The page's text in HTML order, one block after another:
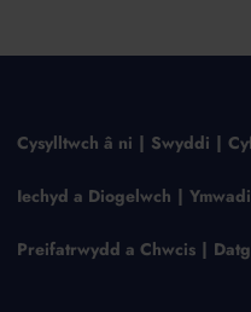
Cysylltwch â ni Swyddi
Iechyd a Diogelwch
Preifatrwydd a Chwcis